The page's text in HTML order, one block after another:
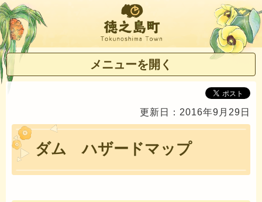
徳之島町
メニューを開く
更新日：2016年9月29日
ダム ハザードマップ